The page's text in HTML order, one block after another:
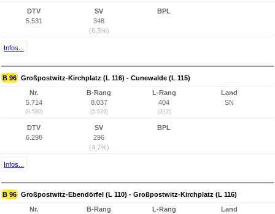
DTV
5.531
SV
348
(6,3%)
BPL
Infos...
B 96 Großpostwitz-Kirchplatz (L 116) - Cunewalde (L 115)
Nr.
5.714
(8.580)
B-Rang
8.037
(5.639)
L-Rang
404
(312)
Land
SN
DTV
6.298
SV
296
(4,7%)
BPL
Infos...
B 96 Großpostwitz-Ebendörfel (L 110) - Großpostwitz-Kirchplatz (L 116)
Nr.
B-Rang
L-Rang
Land